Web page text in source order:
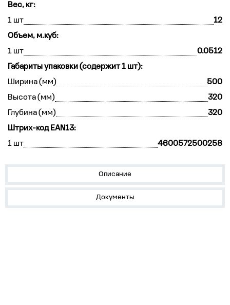
Вес, кг:
1 шт
12
Объем, м.куб:
1 шт
0.0512
Габариты упаковки (содержит 1 шт):
Ширина (мм)
500
Высота (мм)
320
Глубина (мм)
320
Штрих-код EAN13:
1 шт
4600572500258
Описание
Документы